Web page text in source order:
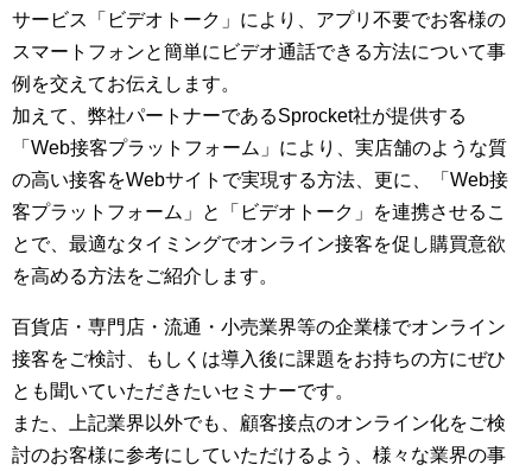
サービス「ビデオトーク」により、アプリ不要でお客様の
スマートフォンと簡単にビデオ通話できる方法について事
例を交えてお伝えします。
加えて、弊社パートナーであるSprocket社が提供する
「Web接客プラットフォーム」により、実店舗のような質
の高い接客をWebサイトで実現する方法、更に、「Web接
客プラットフォーム」と「ビデオトーク」を連携させるこ
とで、最適なタイミングでオンライン接客を促し購買意欲
を高める方法をご紹介します。
百貨店・専門店・流通・小売業界等の企業様でオンライン
接客をご検討、もしくは導入後に課題をお持ちの方にぜひ
とも聞いていただきたいセミナーです。
また、上記業界以外でも、顧客接点のオンライン化をご検
討のお客様に参考にしていただけるよう、様々な業界の事